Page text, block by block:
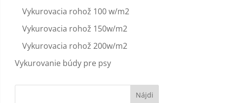
Vykurovacia rohož 100 w/m2
Vykurovacia rohož 150w/m2
Vykurovacia rohož 200w/m2
Vykurovanie búdy pre psy